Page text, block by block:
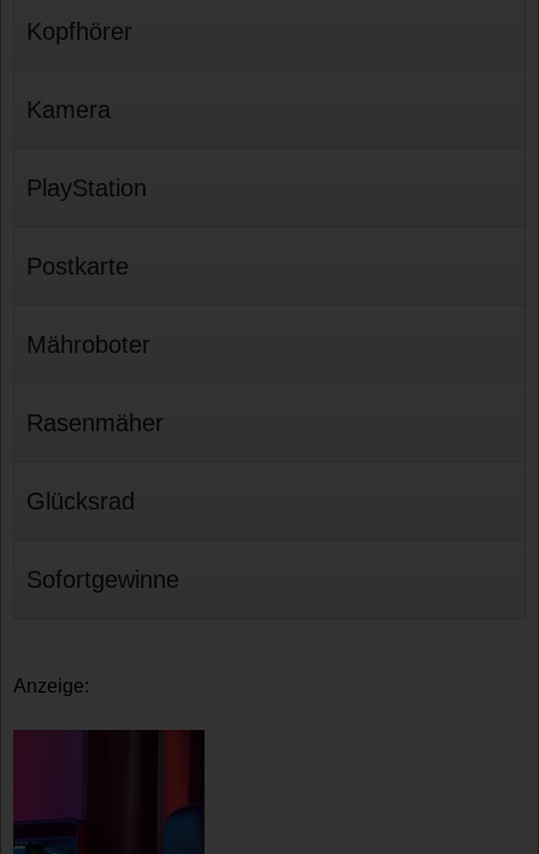
Kopfhörer
Kamera
PlayStation
Postkarte
Mähroboter
Rasenmäher
Glücksrad
Sofortgewinne
Anzeige: